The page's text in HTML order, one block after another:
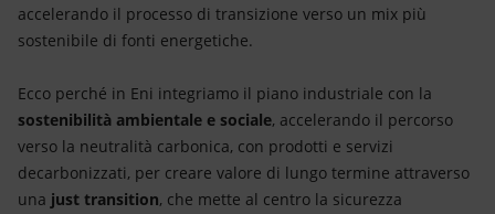
Scenari energetici
accelerando il processo di transizione verso un mix più
sostenibile di fonti energetiche.
Ecco perché in Eni integriamo il piano industriale con la
sostenibilità ambientale e sociale, accelerando il percorso
verso la neutralità carbonica, con prodotti e servizi
decarbonizzati, per creare valore di lungo termine attraverso
una just transition, che mette al centro la sicurezza